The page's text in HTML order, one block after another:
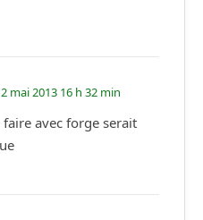
mai 2013 16 h 32 min
avec forge serait